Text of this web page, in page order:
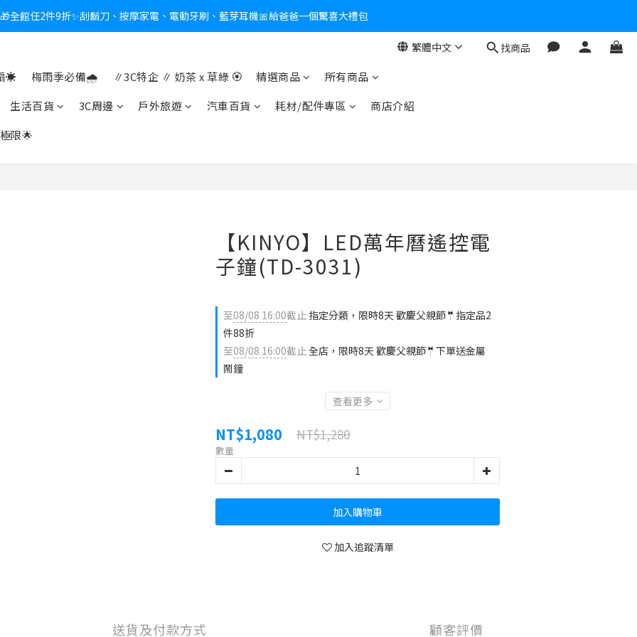
新會員送$100購物金✨再享消費回饋無極限
全館任2件9折✨刮鬍刀、按摩家電、電動牙刷、藍芽耳機🎀給爸爸一個驚喜大禮包
新會員送$100購物金✨再享消費回饋無極限
繁體中文 找商品
☀️ 梅雨季必備🌧️ ∥3C特企 ∥ 奶茶 x 草綠 🏵 精選商品
所有商品
生活百貨
3C周邊 戶外旅遊 汽車百貨 耗材/配件專區
商店介紹
限🌟
【KINYO】LED萬年曆遙控電
子鐘(TD-3031)
至08/08 16:00截止 指定分類，限時8天 歡慶父親節🤵指定品2
件88折
至08/08 16:00截止全店，限時8天 歡慶父親節🤵下單送金屬
鬧鐘
查看更多
NT$1,080 NT$1,280
數量
加入購物車
加入追蹤清單
送貨及付款方式 顧客評價